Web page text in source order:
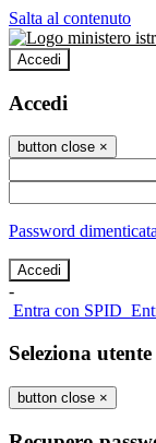
Salta al contenuto
Accedi
Accedi
button close ×
Password
-
Entra con SPID
Seleziona utente
button close ×